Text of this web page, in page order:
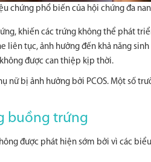
chứng phổ biến của hội chứng đa
khiến các trứng không thể phát
liên tục, ảnh hưởng đến khả năng
được can thiệp kịp thời.
nữ bị ảnh hưởng bởi PCOS. Một số
buồng trứng
được phát hiện sớm bởi vì các